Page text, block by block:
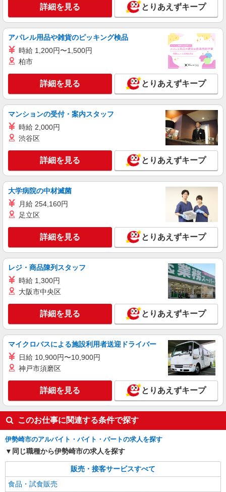
詳細を見る とりあえずキープ
アパレル用品や雑貨のピッキング検品
時給 1,200円〜1,500円
柏市
詳細を見る とりあえずキープ
マンションの受付・案内スタッフ
時給 2,000円
渋谷区
詳細を見る とりあえずキープ
大学病院の中材滅菌
月給 254,160円
足立区
詳細を見る とりあえずキープ
レジ・商品陳列スタッフ
時給 1,300円
大阪市中央区
詳細を見る とりあえずキープ
マイクロバスによる施設利用者送迎ドライバー
日給 10,900円〜10,900円
神戸市須磨区
詳細を見る とりあえずキープ
このお仕事に関連する条件で探す
伊勢崎市のアルバイト・バイト・パートの求人を探す
同じ職種から伊勢崎市の求人を探す
販売・接客サービスすべて
食品・試食販売